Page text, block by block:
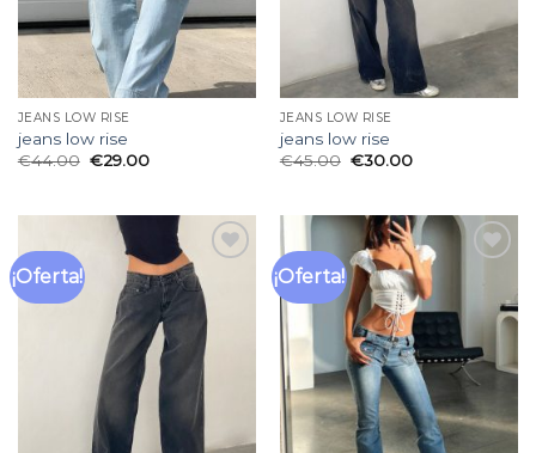
JEANS LOW RISE
jeans low rise
€44.00 €29.00
JEANS LOW RISE
jeans low rise
€45.00 €30.00
¡Oferta!
Añadir
deseos
¡Oferta!
de
deseos